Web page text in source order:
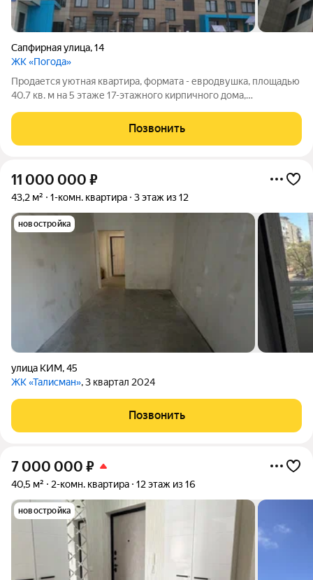
Сапфирная улица,14
ЖК «Погода»
Продается уютная квартира, формата - евродвушка, площадью
40.7 кв. м на 5 этаже 17-этажного кирпичного дома,
метра. Квартира расположена по адресу Пермь, Сапфирная
улица, 14 и станет отличным
Позвонить
11 000 000 ₽
43,2 м² 1-комн. квартира 3 этаж из 12
новостройка
улица КИМ,45
ЖК «Талисман», 3 квартал 2024
Позвонить
7 000 000 ₽
40,5 м² 2-комн. квартира 12 этаж из 16
новостройка